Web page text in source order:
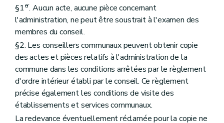
Art. L2213-2
Art. L2213-3
Chapitre IV Consultation populaire
Art. L2214-1
Art. L2214-2
Art. L2214-3
Art. L2214-4
Art. L2214-5
Art. L2214-6
Art. L2214-7
Art. L2214-8
Art. L2214-9
Art. L2214-10
§1er. Aucun acte, aucune pièce concernant
l'administration, ne peut être soustrait à l'examen des
membres du conseil.
§2. Les conseillers communaux peuvent obtenir copie
des actes et pièces relatifs à l'administration de la
commune dans les conditions arrêtées par le règlement
d'ordre intérieur établi par le conseil. Ce règlement
précise également les conditions de visite des
établissements et services communaux.
La redevance éventuellement réclamée pour la copie ne